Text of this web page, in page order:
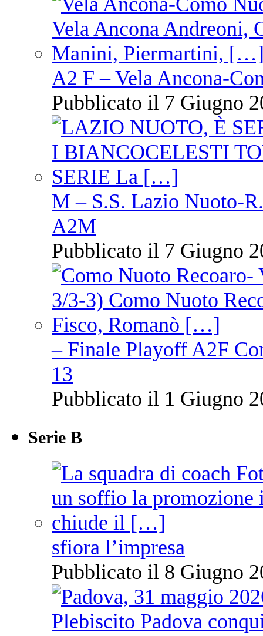
A2 F – Vela Ancona-
Pubblicato il 7 Giugno
M – S.S. Lazio Nuoto-
A2M
Pubblicato il 7 Giugno
– Finale Playoff A2F
13
Pubblicato il 1 Giugno
Serie B
sfiora l’impresa
Pubblicato il 8 Giugno